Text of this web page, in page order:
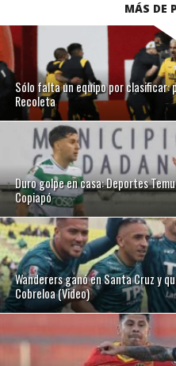
MÁS DE
Sólo falta un equipo por clasificar:
Recoleta
Duro golpe en casa: Deportes
Copiapó
Wanderers ganó en Santa Cruz y
Cobreloa (Video)